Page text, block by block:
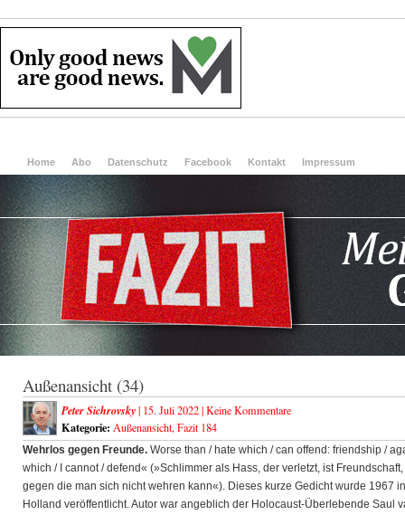
Home Abo Datenschutz Facebook Kontakt Impressum
Außenansicht (34)
Peter Sichrovsky| 15. Juli 2022 |Keine Kommentare
Kategorie: Außenansicht, Fazit 184
Wehrlos gegen Freunde. Worse than / hate which / can offend: friendship /
which / I cannot / defend« (»Schlimmer als Hass, der verletzt, ist Freundschaft,
gegen die man sich nicht wehren kann«). Dieses kurze Gedicht wurde 1967 in
Holland veröffentlicht. Autor war angeblich der Holocaust-Überlebende Saul